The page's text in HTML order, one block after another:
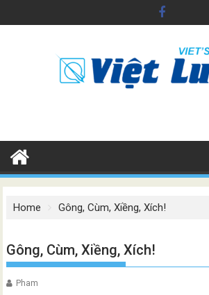
to
Home Gông, Cùm, Xiềng, Xích!
Gông, Cùm, Xiềng, Xích!
Pham